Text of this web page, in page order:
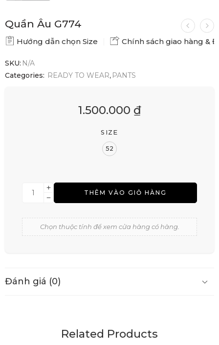
Quần Âu G774
Hướng dẫn chọn Size Chính sách giao hàng &
SKU: N/A
Categories: READY TO WEAR, PANTS
1.500.000 ₫
SIZE
52
THÊM VÀO GIỎ HÀNG
Chọn thuộc tính để xem cửa hàng có hàng.
Đánh giá (0)
Related Products